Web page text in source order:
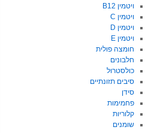
ויטמין B12
ויטמין C
ויטמין D
ויטמין E
חומצה פולית
חלבונים
כולסטרול
סיבים תזונתיים
סידן
פחמימות
קלוריות
שומנים